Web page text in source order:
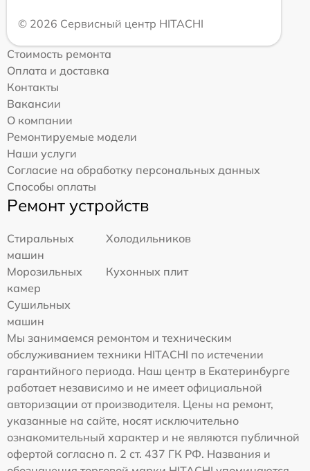
© 2026 Сервисный центр HITACHI
Стоимость ремонта
Оплата и доставка
Контакты
Вакансии
О компании
Ремонтируемые модели
Наши услуги
Согласие на обработку персональных данных
Способы оплаты
Ремонт устройств
Стиральных
машин
Холодильников
Морозильных
камер
Кухонных плит
Сушильных
машин
Мы занимаемся ремонтом и техническим
обслуживанием техники HITACHI по истечении
гарантийного периода. Наш центр в Екатеринбурге
работает независимо и не имеет официальной
авторизации от производителя. Цены на ремонт,
указанные на сайте, носят исключительно
ознакомительный характер и не являются публичной
офертой согласно п. 2 ст. 437 ГК РФ. Названия и